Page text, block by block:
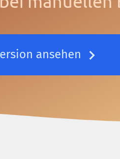
ansehen